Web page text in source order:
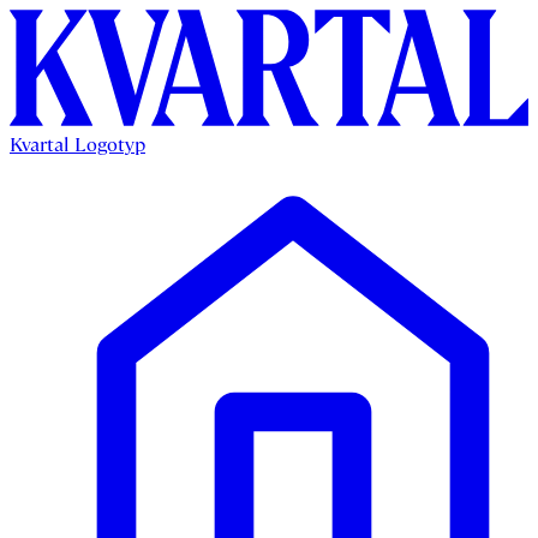
Kvartal Logotyp